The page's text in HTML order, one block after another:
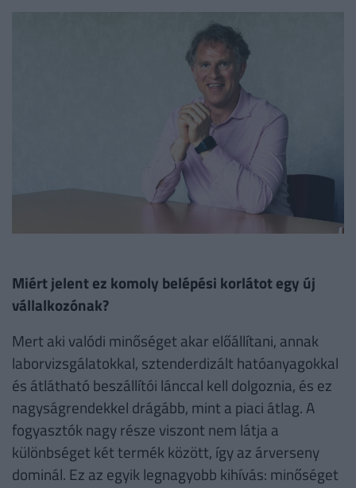
Miért jelent ez komoly belépési korlátot egy új
vállalkozónak?
Mert aki valódi minőséget akar előállítani, annak
laborvizsgálatokkal, sztenderdizált hatóanyagokkal
és átlátható beszállítói lánccal kell dolgoznia, és ez
nagyságrendekkel drágább, mint a piaci átlag. A
fogyasztók nagy része viszont nem látja a
különbséget két termék között, így az árverseny
dominál. Ez az egyik legnagyobb kihívás: minőséget